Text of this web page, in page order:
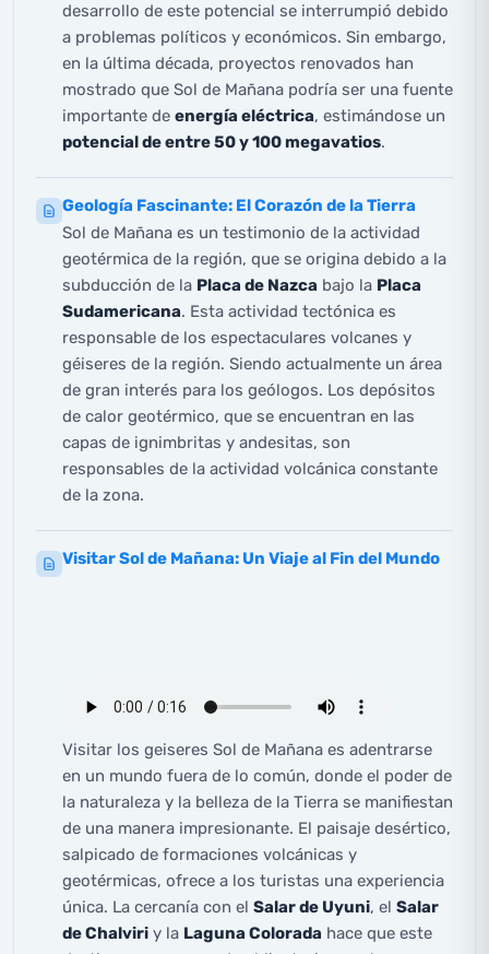
desarrollo de este potencial se interrumpió debido
a problemas políticos y económicos. Sin embargo,
en la última década, proyectos renovados han
mostrado que Sol de Mañana podría ser una fuente
importante de energía eléctrica, estimándose un
potencial de entre 50 y 100 megavatios.
Geología Fascinante: El Corazón de la Tierra
Sol de Mañana es un testimonio de la actividad
geotérmica de la región, que se origina debido a la
subducción de la Placa de Nazca bajo la Placa
Sudamericana. Esta actividad tectónica es
responsable de los espectaculares volcanes y
géiseres de la región. Siendo actualmente un área
de gran interés para los geólogos. Los depósitos
de calor geotérmico, que se encuentran en las
capas de ignimbritas y andesitas, son
responsables de la actividad volcánica constante
de la zona.
Visitar Sol de Mañana: Un Viaje al Fin del Mundo
Visitar los geiseres Sol de Mañana es adentrarse
en un mundo fuera de lo común, donde el poder de
la naturaleza y la belleza de la Tierra se manifiestan
de una manera impresionante. El paisaje desértico,
salpicado de formaciones volcánicas y
geotérmicas, ofrece a los turistas una experiencia
única. La cercanía con el Salar de Uyuni, el Salar
de Chalviri y la Laguna Colorada hace que este